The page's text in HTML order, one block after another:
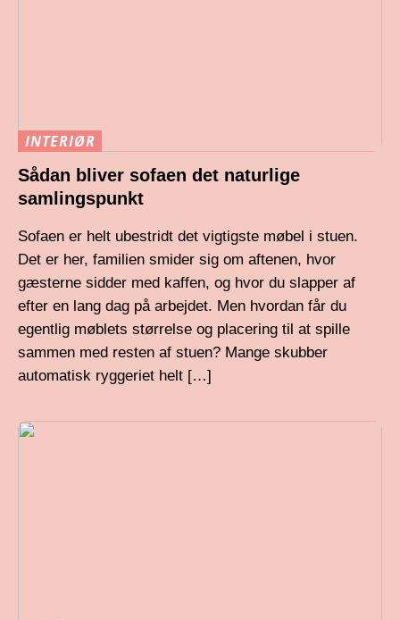
INTERIØR
Sådan bliver sofaen det naturlige
samlingspunkt
Sofaen er helt ubestridt det vigtigste møbel i stuen.
Det er her, familien smider sig om aftenen, hvor
gæsterne sidder med kaffen, og hvor du slapper af
efter en lang dag på arbejdet. Men hvordan får du
egentlig møblets størrelse og placering til at spille
sammen med resten af stuen? Mange skubber
automatisk ryggeriet helt […]